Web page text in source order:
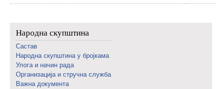
Народна скупштина
Састав
Народна скупштина у бројкама
Улога и начин рада
Организација и стручна служба
Важна документа